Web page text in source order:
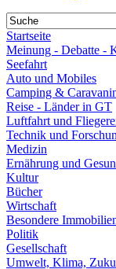
Startseite
Meinung - Debatte -
Seefahrt
Auto und Mobiles
Camping &
Reise - Länder in GT
Luftfahrt und
Technik und
Medizin
Ernährung und
Kultur
Bücher
Wirtschaft
Besondere
Politik
Gesellschaft
Umwelt, Klima,